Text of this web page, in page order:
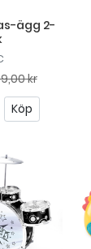
ägg 2-
kr
Köp